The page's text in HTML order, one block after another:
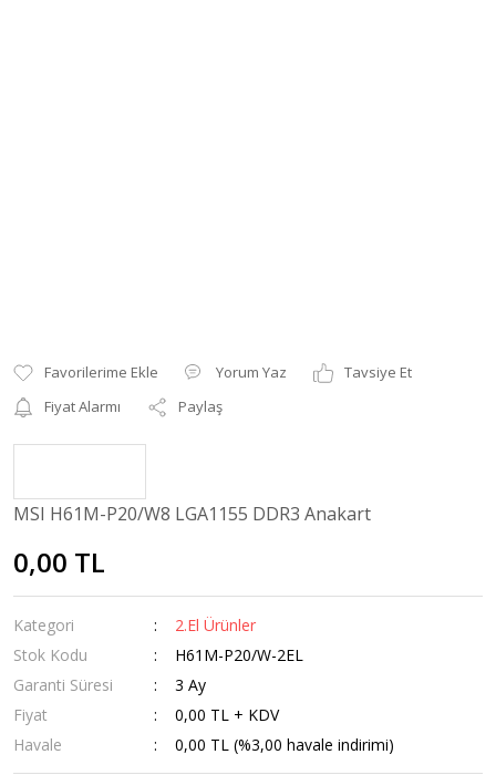
Yorum Yaz
Tavsiye Et
Fiyat Alarmı
Paylaş
MSI H61M-P20/W8 LGA1155 DDR3 Anakart
0,00 TL
Kategori
2.El Ürünler
Stok Kodu
H61M-P20/W-2EL
Garanti Süresi
3 Ay
Fiyat
0,00 TL + KDV
Havale
0,00 TL (%3,00 havale indirimi)